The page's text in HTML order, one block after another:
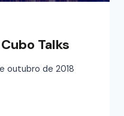
Talks
outubro de 2018